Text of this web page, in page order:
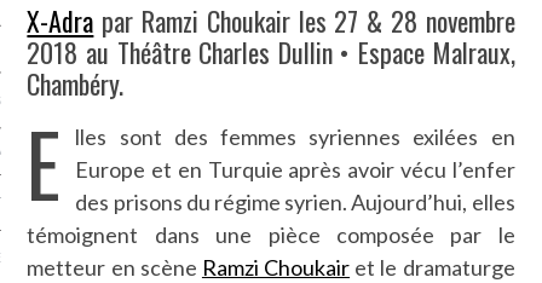
EN VOD
X-Adra par Ramzi Choukair les 27 & 28 novembre
2018 au Théâtre Charles Dullin • Espace Malraux,
Chambéry.
E
lles sont des femmes syriennes exilées en
Europe et en Turquie après avoir vécu l’enfer
des prisons du régime syrien. Aujourd’hui, elles
témoignent dans une pièce composée par le
metteur en scène Ramzi Choukair et le dramaturge